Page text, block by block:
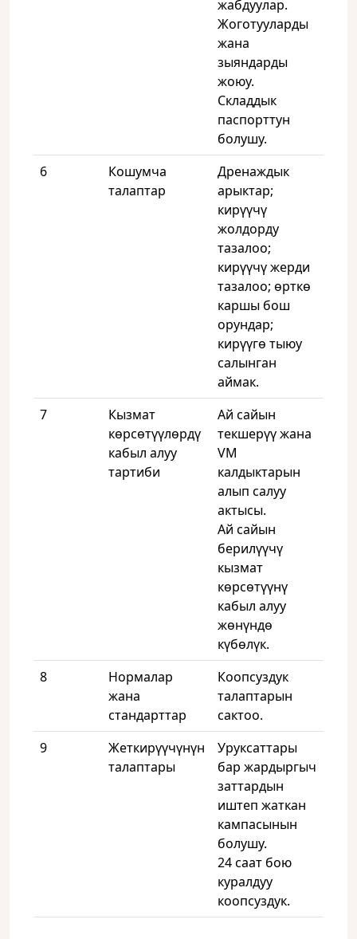
жабдуулар.
Жоготууларды
жана
зыяндарды
жоюу.
Складдык
паспорттун
болушу.
6
Кошумча
талаптар
Дренаждык
арыктар;
кирүүчү
жолдорду
тазалоо;
кирүүчү жерди
тазалоо; өрткө
каршы бош
орундар;
кирүүгө тыюу
салынган
аймак.
7
Кызмат
көрсөтүүлөрдү
кабыл алуу
тартиби
Ай сайын
текшерүү жана
VM
калдыктарын
алып салуу
актысы.
Ай сайын
берилүүчү
кызмат
көрсөтүүнү
кабыл алуу
жөнүндө
күбөлүк.
8
Нормалар
жана
стандарттар
Коопсуздук
талаптарын
сактоо.
9
Жеткирүүчүнүн
талаптары
Уруксаттары
бар жардыргыч
заттардын
иштеп жаткан
кампасынын
болушу.
24 саат бою
куралдуу
коопсуздук.